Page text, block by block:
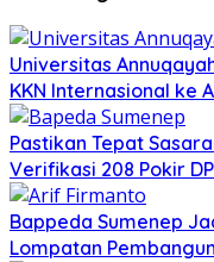
Universitas
KKN Internasional ke
Pastikan Tepat
Verifikasi 208 Pokir
Bappeda Sumenep
Lompatan